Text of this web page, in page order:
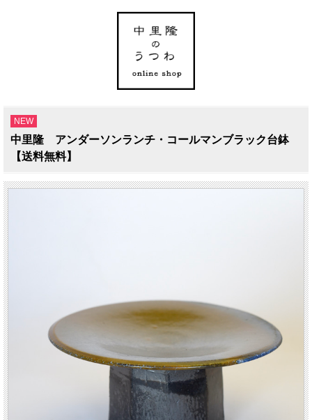
NEW
中里隆 アンダーソンランチ・コールマンブラック台鉢
【送料無料】